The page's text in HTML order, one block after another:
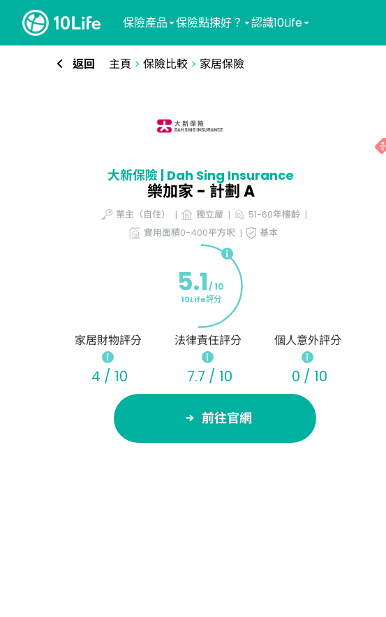
保險產品 保險點揀好？ 認識10Life
返回 主頁 > 保險比較> 家居保險
大新保險 | Dah Sing Insurance
樂加家 - 計劃 A
業主（自住） 獨立屋
51-60年樓齡
實用面積0-400平方呎
基本
5.1/ 10
10Life評分
家居財物評分
4 / 10
法律責任評分
7.7 / 10
個人意外評分
0 / 10
前往官網